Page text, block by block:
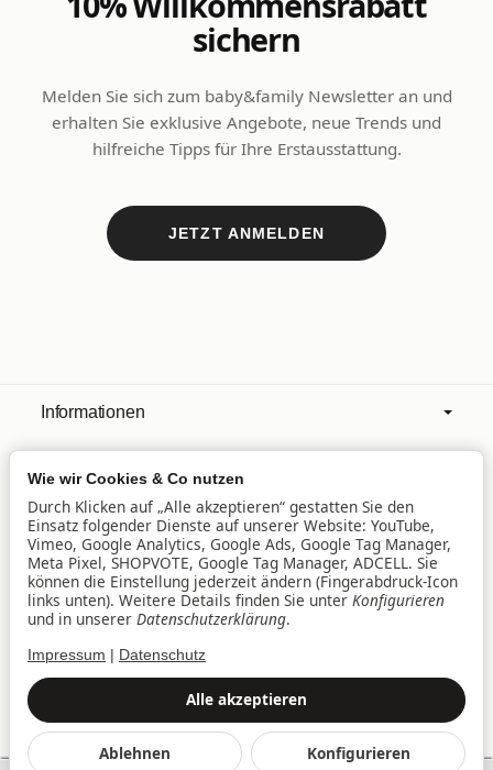
sichern
Melden Sie sich zum baby&family Newsletter an und
erhalten Sie exklusive Angebote, neue Trends und
hilfreiche Tipps für Ihre Erstausstattung.
JETZT ANMELDEN
Informationen
Mehr über
Filialen
Lieferservice
Vertrag widerrufen
Alle Preise inkl. gesetzlicher USt., zzgl.Versand
Alle akzeptieren
Ablehnen Konfigurieren
Wie wir Cookies & Co nutzen
Durch Klicken auf „Alle akzeptieren“ gestatten Sie den
Einsatz folgender Dienste auf unserer Website: YouTube,
Vimeo, Google Analytics, Google Ads, Google Tag Manager,
Meta Pixel, SHOPVOTE, Google Tag Manager, ADCELL. Sie
können die Einstellung jederzeit ändern (Fingerabdruck-Icon
links unten). Weitere Details finden Sie unter Konfigurieren
und in unserer Datenschutzerklärung.
Impressum Datenschutz